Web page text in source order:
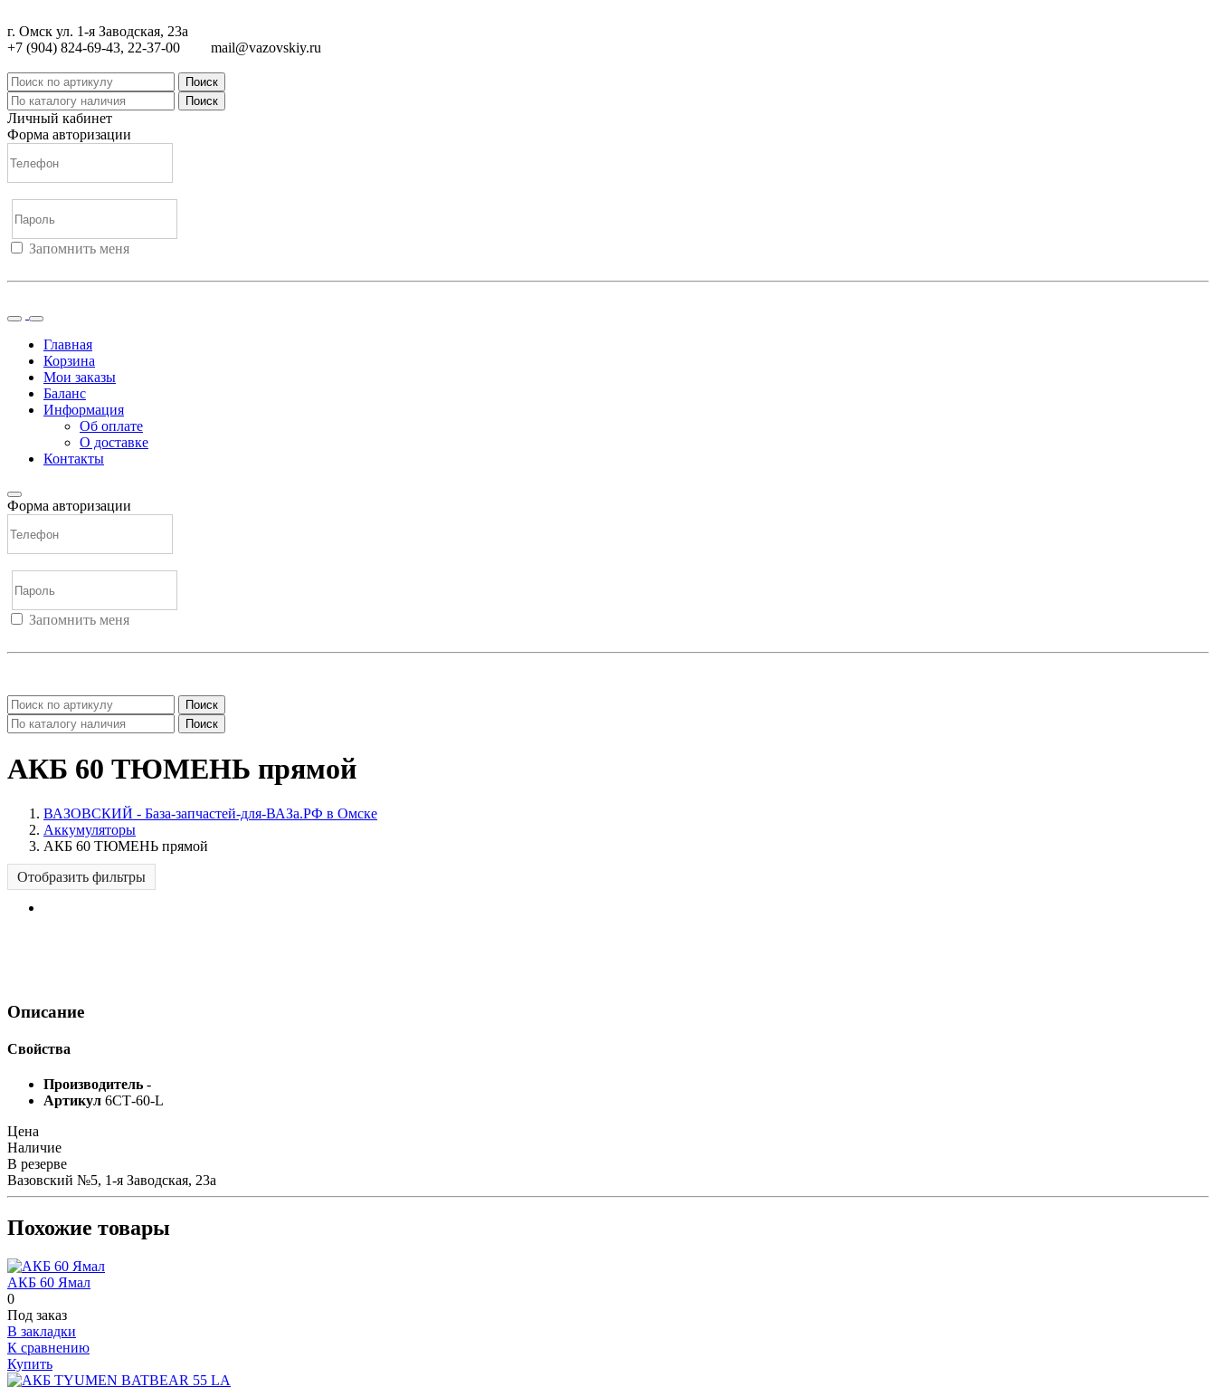
г. Омск ул. 1-я Заводская, 23а
+7 (904) 824-69-43, 22-37-00
mail@vazovskiy.ru
Поиск
Поиск
Личный кабинет
Форма авторизации
Запомнить меня
Главная
Корзина
Мои заказы
Баланс
Информация
Об оплате
О доставке
Контакты
Форма авторизации
Запомнить меня
Поиск
Поиск
АКБ 60 ТЮМЕНЬ прямой
ВАЗОВСКИЙ - База-запчастей-для-ВАЗа.РФ в Омске
Аккумуляторы
АКБ 60 ТЮМЕНЬ прямой
Отобразить фильтры
Описание
Свойства
Производитель -
Артикул 6СТ-60-L
Цена
Наличие
В резерве
Вазовский №5, 1-я Заводская, 23а
Похожие товары
АКБ 60 Ямал
0
Под заказ
В закладки
К сравнению
Купить